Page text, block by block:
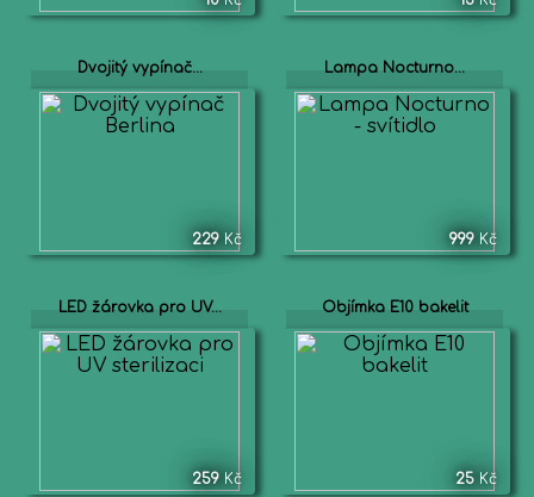
Dvojitý vypínač...
229 Kč
Lampa Nocturno...
999 Kč
LED žárovka pro UV...
259 Kč
Objímka E10 bakelit
25 Kč